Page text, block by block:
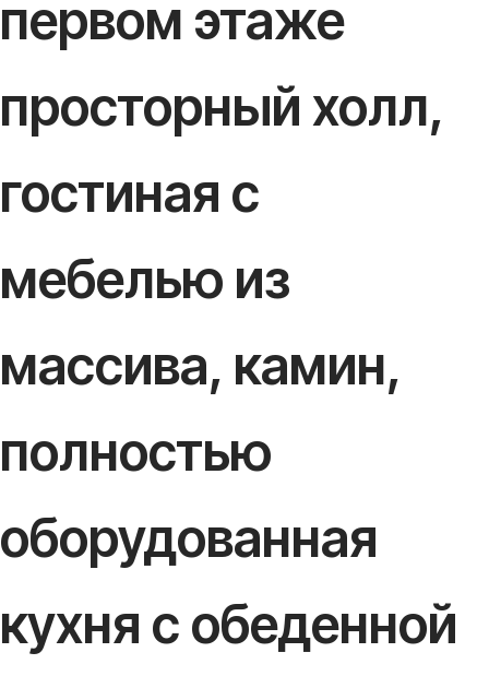
первом этаже
просторный холл,
гостиная с
мебелью из
массива, камин,
полностью
оборудованная
кухня с обеденной